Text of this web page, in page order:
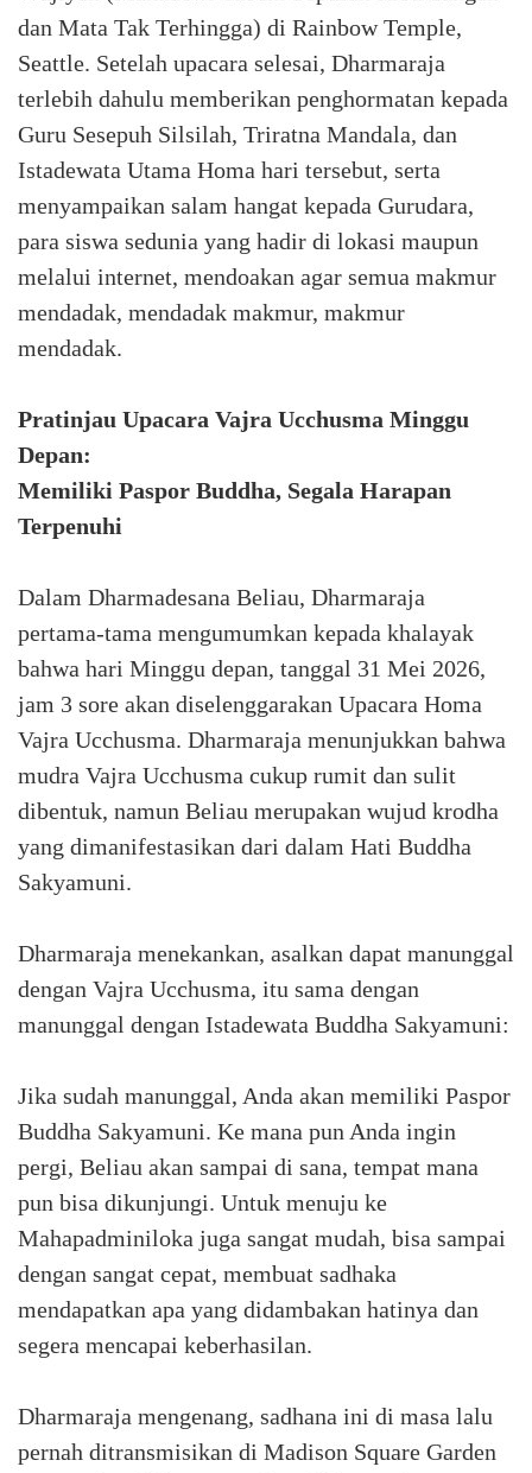
dan Mata Tak Terhingga) di Rainbow Temple,
Seattle. Setelah upacara selesai, Dharmaraja
terlebih dahulu memberikan penghormatan kepada
Guru Sesepuh Silsilah, Triratna Mandala, dan
Istadewata Utama Homa hari tersebut, serta
menyampaikan salam hangat kepada Gurudara,
para siswa sedunia yang hadir di lokasi maupun
melalui internet, mendoakan agar semua makmur
mendadak, mendadak makmur, makmur
mendadak.
Pratinjau Upacara Vajra Ucchusma Minggu
Depan:
Memiliki Paspor Buddha, Segala Harapan
Terpenuhi
Dalam Dharmadesana Beliau, Dharmaraja
pertama-tama mengumumkan kepada khalayak
bahwa hari Minggu depan, tanggal 31 Mei 2026,
jam 3 sore akan diselenggarakan Upacara Homa
Vajra Ucchusma. Dharmaraja menunjukkan bahwa
mudra Vajra Ucchusma cukup rumit dan sulit
dibentuk, namun Beliau merupakan wujud krodha
yang dimanifestasikan dari dalam Hati Buddha
Sakyamuni.
Dharmaraja menekankan, asalkan dapat manunggal
dengan Vajra Ucchusma, itu sama dengan
manunggal dengan Istadewata Buddha Sakyamuni:
Jika sudah manunggal, Anda akan memiliki Paspor
Buddha Sakyamuni. Ke mana pun Anda ingin
pergi, Beliau akan sampai di sana, tempat mana
pun bisa dikunjungi. Untuk menuju ke
Mahapadminiloka juga sangat mudah, bisa sampai
dengan sangat cepat, membuat sadhaka
mendapatkan apa yang didambakan hatinya dan
segera mencapai keberhasilan.
Dharmaraja mengenang, sadhana ini di masa lalu
pernah ditransmisikan di Madison Square Garden